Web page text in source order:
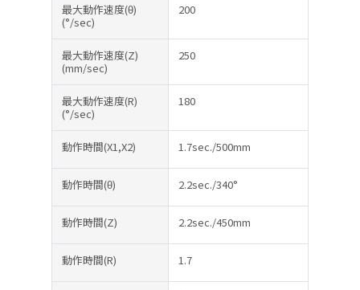
最大動作速度(θ)
(°/sec)
200
最大動作速度(Z)
(mm/sec)
250
最大動作速度(R)
(°/sec)
180
動作時間(X1,X2) 1.7sec./500mm
動作時間(θ) 2.2sec./340°
動作時間(Z) 2.2sec./450mm
動作時間(R) 1.7